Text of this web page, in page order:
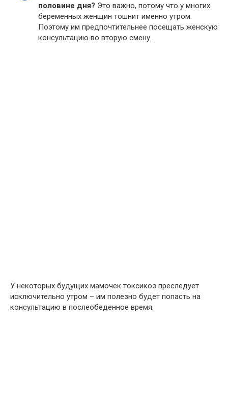
половине дня? Это важно, потому что у многих
беременных женщин тошнит именно утром.
Поэтому им предпочтительнее посещать женскую
консультацию во вторую смену.
У некоторых будущих мамочек токсикоз преследует
исключительно утром – им полезно будет попасть на
консультацию в послеобеденное время.